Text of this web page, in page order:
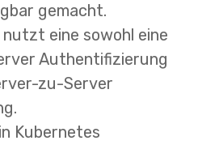
gemacht.
eine sowohl eine
Authentifizierung
zu-Server
Kubernetes